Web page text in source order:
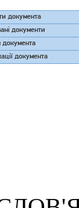
документа
документи
документа
документа